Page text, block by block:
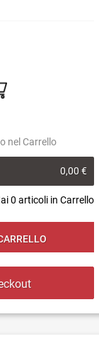
nel Carrello
0 articoli in Carrello
0,00 €